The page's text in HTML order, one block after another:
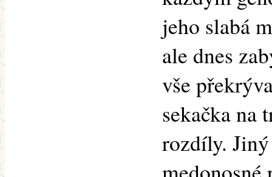
jeho slabá
ale dnes
vše
sekačka na
rozdíly.